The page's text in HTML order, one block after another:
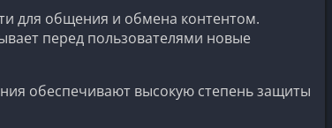
для общения и обмена контентом.
перед пользователями новые
обеспечивают высокую степень защиты